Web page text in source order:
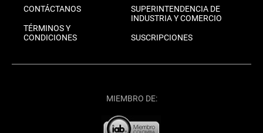
CONTÁCTANOS
TÉRMINOS Y
CONDICIONES
SUPERINTENDENCIA DE
INDUSTRIA Y COMERCIO
SUSCRIPCIONES
MIEMBRO DE: